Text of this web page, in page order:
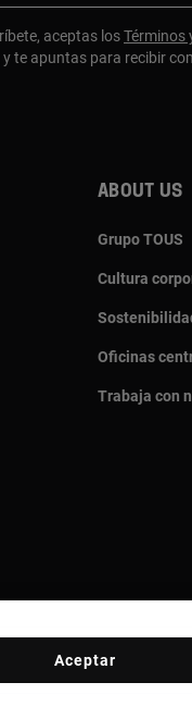
aceptas losTérminos
y te apuntas para recibir
About us
Grupo TOUS
Cultura
Oficinas
Trabaja con
/ Peruvian Sol
Aceptar